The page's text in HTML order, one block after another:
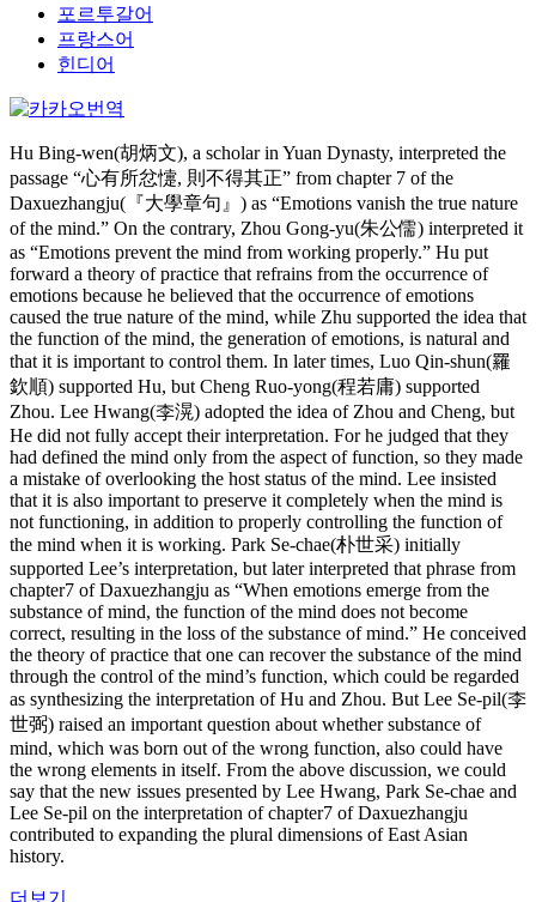
포르투갈어
프랑스어
힌디어
Hu Bing-wen(胡炳文), a scholar in Yuan Dynasty, interpreted the
passage “心有所忿懥, 則不得其正” from chapter 7 of the
Daxuezhangju(『大學章句』) as “Emotions vanish the true nature
of the mind.” On the contrary, Zhou Gong-yu(朱公儒) interpreted it
as “Emotions prevent the mind from working properly.” Hu put
forward a theory of practice that refrains from the occurrence of
emotions because he believed that the occurrence of emotions
caused the true nature of the mind, while Zhu supported the idea that
the function of the mind, the generation of emotions, is natural and
that it is important to control them. In later times, Luo Qin-shun(羅
欽順) supported Hu, but Cheng Ruo-yong(程若庸) supported
Zhou. Lee Hwang(李滉) adopted the idea of Zhou and Cheng, but
He did not fully accept their interpretation. For he judged that they
had defined the mind only from the aspect of function, so they made
a mistake of overlooking the host status of the mind. Lee insisted
that it is also important to preserve it completely when the mind is
not functioning, in addition to properly controlling the function of
the mind when it is working. Park Se-chae(朴世采) initially
supported Lee’s interpretation, but later interpreted that phrase from
chapter7 of Daxuezhangju as “When emotions emerge from the
substance of mind, the function of the mind does not become
correct, resulting in the loss of the substance of mind.” He conceived
the theory of practice that one can recover the substance of the mind
through the control of the mind’s function, which could be regarded
as synthesizing the interpretation of Hu and Zhou. But Lee Se-pil(李
世弼) raised an important question about whether substance of
mind, which was born out of the wrong function, also could have
the wrong elements in itself. From the above discussion, we could
say that the new issues presented by Lee Hwang, Park Se-chae and
Lee Se-pil on the interpretation of chapter7 of Daxuezhangju
contributed to expanding the plural dimensions of East Asian
history.
더보기